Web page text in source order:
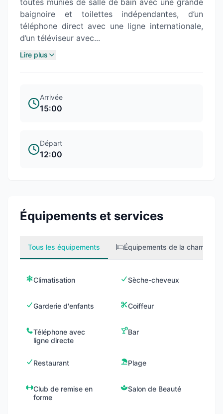
toutes munies de salle de bain avec une grande
baignoire et toilettes indépendantes, d’un
téléphone direct avec une ligne internationale,
d’un téléviseur avec...
Lire plus
Arrivée
15:00
Départ
12:00
Équipements et services
Tous les équipements Équipements de la chambre
Climatisation Sèche-cheveux
Garderie d'enfants Coiffeur
Téléphone avec
ligne directe
Bar
Restaurant Plage
Club de remise en
forme
Salon de Beauté